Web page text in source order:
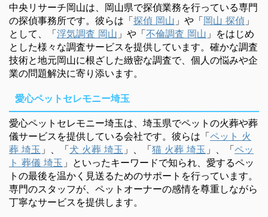
中央リサーチ岡山は、岡山県で探偵業務を行っている専門
の探偵事務所です。彼らは「探偵 岡山 」や「岡山 探偵 」
として、「浮気調査 岡山 」や「不倫調査 岡山 」をはじめ
とした様々な調査サービスを提供しています。確かな調査
技術と地元岡山に根ざした緻密な調査で、個人の悩みや企
業の問題解決に寄り添います。
愛心ペットセレモニー埼玉
愛心ペットセレモニー埼玉は、埼玉県でペットの火葬や葬
儀サービスを提供している会社です。彼らは「ペット 火
葬 埼玉 」、「犬 火葬 埼玉 」、「猫 火葬 埼玉 」、「ペッ
ト 葬儀 埼玉 」といったキーワードで知られ、愛するペッ
トの最後を温かく見送るためのサポートを行っています。
専門のスタッフが、ペットオーナーの感情を尊重しながら
丁寧なサービスを提供します。